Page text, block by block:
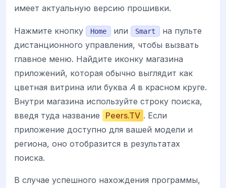
имеет актуальную версию прошивки.
Нажмите кнопку Home или Smart
на пульте
дистанционного управления, чтобы вызвать
главное меню. Найдите иконку магазина
приложений, которая обычно выглядит как
цветная витрина или буква A в красном круге.
Внутри магазина используйте строку поиска,
введя туда название
Peers.TV . Если
приложение доступно для вашей модели и
региона, оно отобразится в результатах
поиска.
В случае успешного нахождения программы,